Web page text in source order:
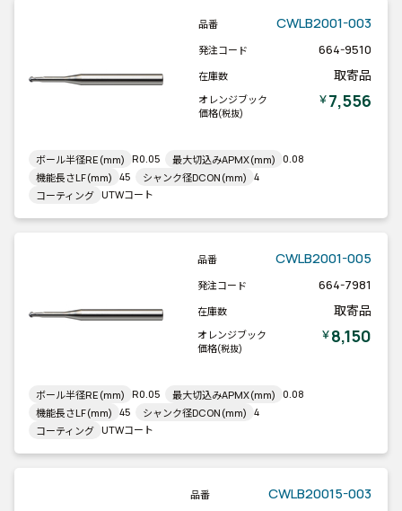
品番 CWLB2001-003
発注コード 664-9510
在庫数 取寄品
オレンジブック
価格(税抜)
￥7,556
ボール半径RE(mm) R0.05 最大切込みAPMX(mm) 0.08
機能長さLF(mm) 45 シャンク径DCON(mm) 4
コーティング UTWコート
品番 CWLB2001-005
発注コード 664-7981
在庫数 取寄品
オレンジブック
価格(税抜)
￥8,150
ボール半径RE(mm) R0.05 最大切込みAPMX(mm) 0.08
機能長さLF(mm) 45 シャンク径DCON(mm) 4
コーティング UTWコート
品番 CWLB20015-003